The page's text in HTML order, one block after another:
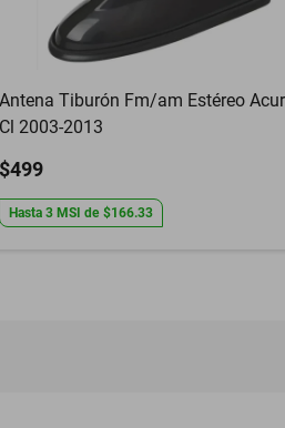
Antena Tiburón Fm/am Estéreo
Cl 2003-2013
$499
Hasta 3 MSI de $166.33